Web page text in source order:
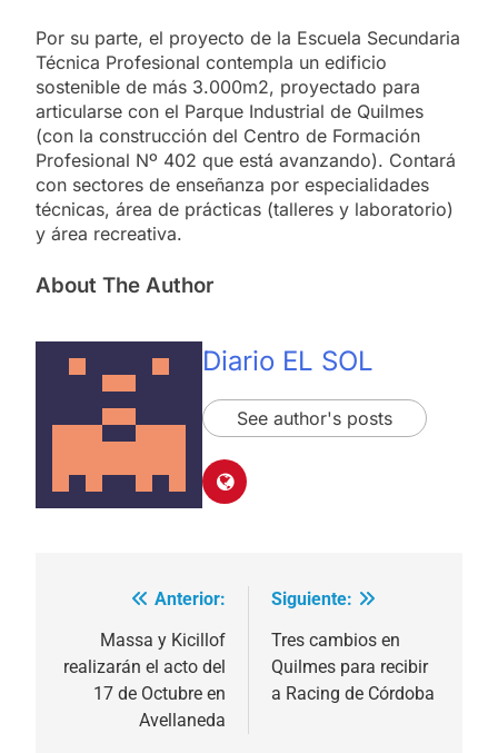
Por su parte, el proyecto de la Escuela Secundaria
Técnica Profesional contempla un edificio
sostenible de más 3.000m2, proyectado para
articularse con el Parque Industrial de Quilmes
(con la construcción del Centro de Formación
Profesional Nº 402 que está avanzando). Contará
con sectores de enseñanza por especialidades
técnicas, área de prácticas (talleres y laboratorio)
y área recreativa.
About The Author
Diario EL SOL
See author's posts
Navegación
entradas
Anterior:
Massa y Kicillof
realizarán el acto del
17 de Octubre en
Avellaneda
Siguiente:
Tres cambios en
Quilmes para recibir
a Racing de Córdoba